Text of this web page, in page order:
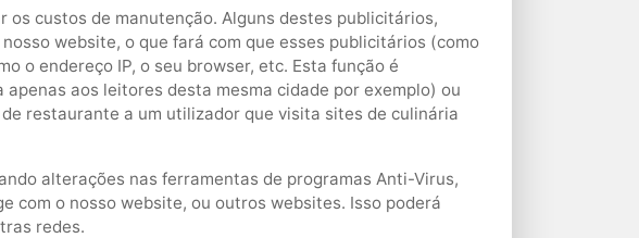
custos de manutenção. Alguns destes publicitários,
website, o que fará com que esses publicitários (como
o endereço IP, o seu browser, etc. Esta função é
aos leitores desta mesma cidade por exemplo) ou
restaurante a um utilizador que visita sites de culinária
alterações nas ferramentas de programas Anti-Virus,
com o nosso website, ou outros websites. Isso poderá
redes.